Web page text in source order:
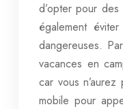
d’opter pour
également
dangereuses.
vacances en
car vous
mobile pour